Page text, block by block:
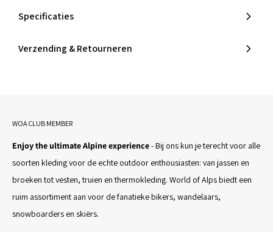
Specificaties
Verzending & Retourneren
WOA CLUB MEMBER
Enjoy the ultimate Alpine experience- Bij ons kun je terecht voor alle
soorten kleding voor de echte outdoor enthousiasten: van jassen en
broeken tot vesten, truien en thermokleding. World of Alps biedt een
ruim assortiment aan voor de fanatieke bikers, wandelaars,
snowboarders en skiërs.